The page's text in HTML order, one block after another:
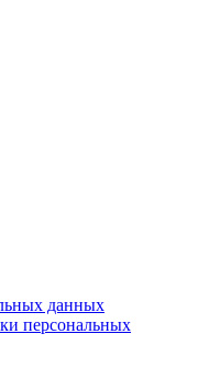
данных
персональных